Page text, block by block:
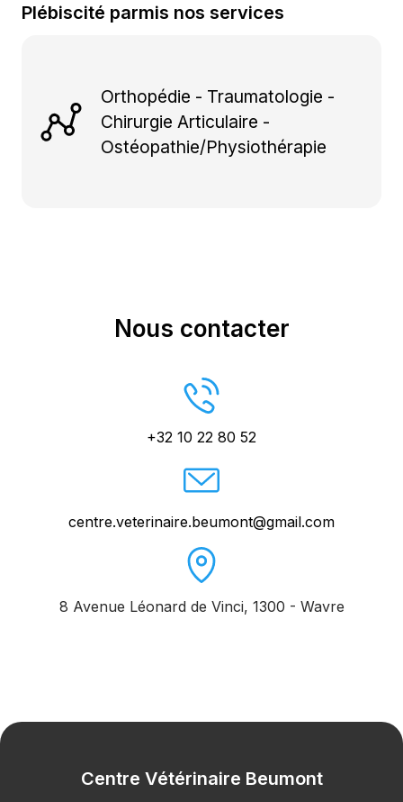
Plébiscité parmis nos services
Orthopédie - Traumatologie -
Chirurgie Articulaire -
Ostéopathie/Physiothérapie
Nous contacter
+32 10 22 80 52
centre.veterinaire.beumont@gmail.com
8 Avenue Léonard de Vinci, 1300 - Wavre
Centre Vétérinaire Beumont